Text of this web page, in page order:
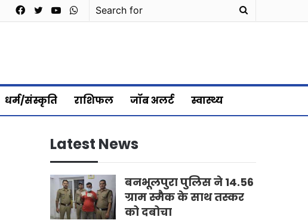
Search
WhatsApp
YouTube
Twitter
Facebook
धर्म/संस्कृति राशिफल जॉब अलर्ट स्वास्थ्य
Latest News
बनभूलपुरा पुलिस ने 14.56
ग्राम स्मैक के साथ तस्कर
को दबोचा